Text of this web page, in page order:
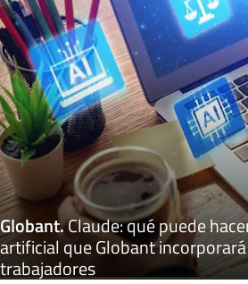
Globant.Claude: qué puede
artificial que Globant
trabajadores